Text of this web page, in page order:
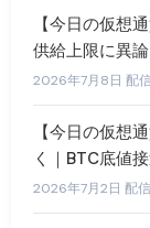
【今日の仮想
供給上限に異
2026年7月8日 配
【今日の仮想
く｜BTC底値
2026年7月2日 配信